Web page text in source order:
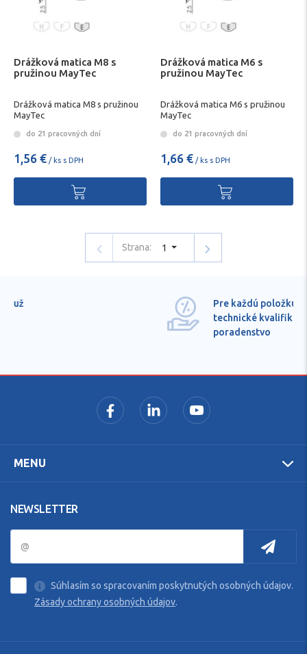
Drážková matica M8 s
pružinou MayTec
Drážková matica M8 s pružinou
MayTec
do 21 pracovných dní
1,56 € / ks s DPH
Drážková matica M6 s
pružinou MayTec
Drážková matica M6 s pružinou
MayTec
do 21 pracovných dní
1,66 € / ks s DPH
Strana: 1
Pre každú položku
technické kvalifikované
poradenstvo
MENU
NEWSLETTER
Súhlasím so spracovaním poskytnutých osobných údajov.
Zásady ochrany osobných údajov.